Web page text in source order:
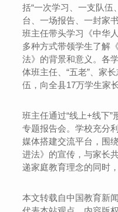
括“一次学习、一支队
台、一场报告、一封家
班主任带头学习《中华
多种方式带领学生了解
法》的背景和意义。各
体班主任、“五老”、家
伍，向全县17万学生家
班主任通过“线上+线下
专题报告会。学校充分
媒体搭建交流平台，围
进法》的宣传，与家长
递家庭教育理念的同时
本文转载自中国教育新